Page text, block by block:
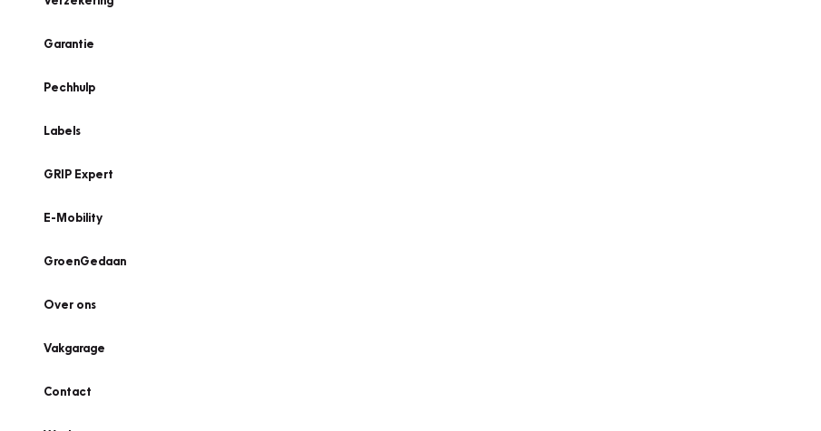
Garantie
Pechhulp
Labels
GRIP Expert
E-Mobility
GroenGedaan
Over ons
Vakgarage
Contact